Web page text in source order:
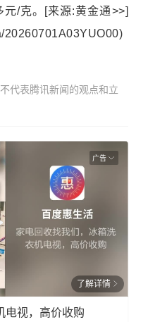
/克。[来源:黄金通>>]
20260701A03YUO00)
代表腾讯新闻的观点和立
广告
了解详情
电视，高价收购